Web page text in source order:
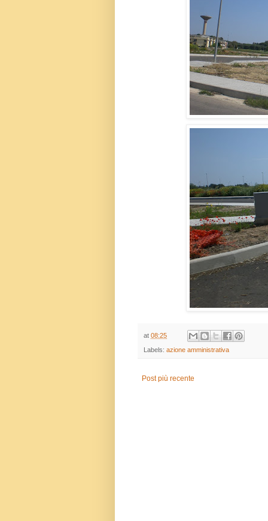
at 08:25
Labels: azione amministrativa
Post più recente